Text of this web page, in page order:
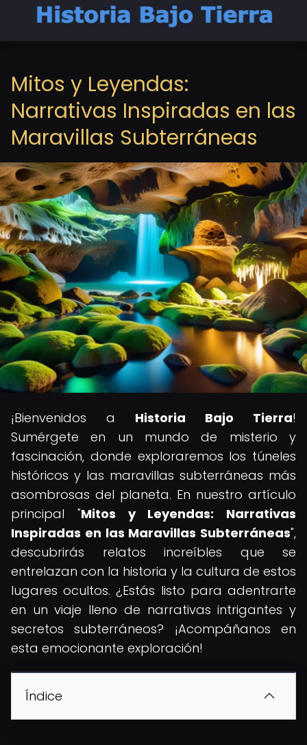
Mitos y Leyendas:
Narrativas Inspiradas en las
Maravillas Subterráneas
¡Bienvenidos a Historia Bajo Tierra!
Sumérgete en un mundo de misterio y
fascinación, donde exploraremos los túneles
históricos y las maravillas subterráneas más
asombrosas del planeta. En nuestro artículo
principal "Mitos y Leyendas: Narrativas
Inspiradas en las Maravillas Subterráneas",
descubrirás relatos increíbles que se
entrelazan con la historia y la cultura de estos
lugares ocultos. ¿Estás listo para adentrarte
en un viaje lleno de narrativas intrigantes y
secretos subterráneos? ¡Acompáñanos en
esta emocionante exploración!
Índice